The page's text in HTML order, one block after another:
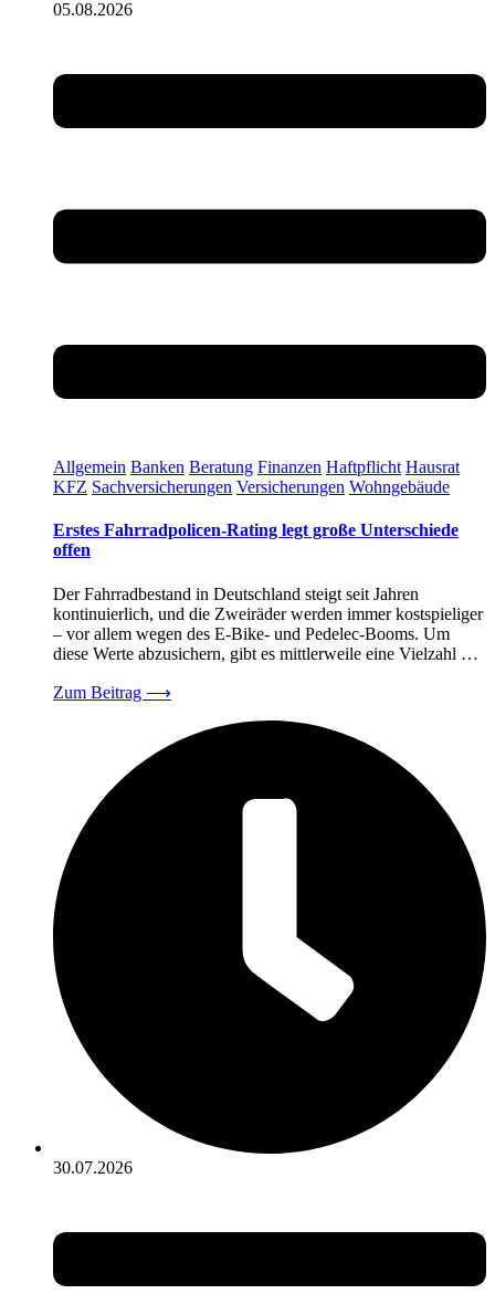
05.08.2026
Allgemein Banken Beratung Finanzen Haftpflicht Hausrat
KFZ Sachversicherungen Versicherungen Wohngebäude
Erstes Fahrradpolicen-Rating legt große Unterschiede
offen
Der Fahrradbestand in Deutschland steigt seit Jahren
kontinuierlich, und die Zweiräder werden immer kostspieliger
– vor allem wegen des E-Bike- und Pedelec-Booms. Um
diese Werte abzusichern, gibt es mittlerweile eine Vielzahl …
Zum Beitrag ⟶
30.07.2026